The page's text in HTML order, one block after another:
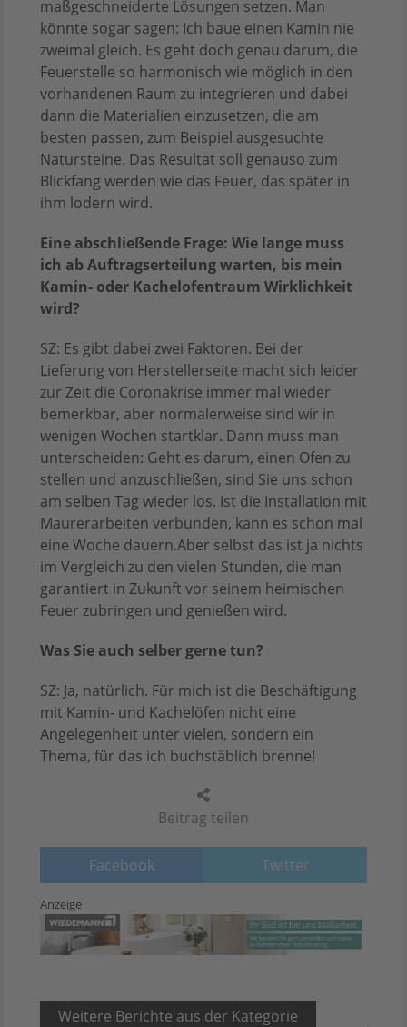
Beitrag teilen
Facebook Twitter
maßgeschneiderte Lösungen setzen. Man
könnte sogar sagen: Ich baue einen Kamin nie
zweimal gleich. Es geht doch genau darum, die
Feuerstelle so harmonisch wie möglich in den
vorhandenen Raum zu integrieren und dabei
dann die Materialien einzusetzen, die am
besten passen, zum Beispiel ausgesuchte
Natursteine. Das Resultat soll genauso zum
Blickfang werden wie das Feuer, das später in
ihm lodern wird.
Eine abschließende Frage: Wie lange muss
ich ab Auftragserteilung warten, bis mein
Kamin- oder Kachelofentraum Wirklichkeit
wird?
SZ: Es gibt dabei zwei Faktoren. Bei der
Lieferung von Herstellerseite macht sich leider
zur Zeit die Coronakrise immer mal wieder
bemerkbar, aber normalerweise sind wir in
wenigen Wochen startklar. Dann muss man
unterscheiden: Geht es darum, einen Ofen zu
stellen und anzuschließen, sind Sie uns schon
am selben Tag wieder los. Ist die Installation mit
Maurerarbeiten verbunden, kann es schon mal
eine Woche dauern.Aber selbst das ist ja nichts
im Vergleich zu den vielen Stunden, die man
garantiert in Zukunft vor seinem heimischen
Feuer zubringen und genießen wird.
Was Sie auch selber gerne tun?
SZ: Ja, natürlich. Für mich ist die Beschäftigung
mit Kamin- und Kachelöfen nicht eine
Angelegenheit unter vielen, sondern ein
Thema, für das ich buchstäblich brenne!
Anzeige
Weitere Berichte aus der Kategorie